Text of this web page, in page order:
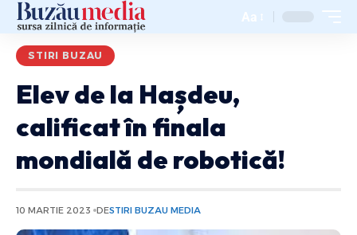
Aa
STIRI BUZAU
Elev de la Hașdeu,
calificat în finala
mondială de robotică!
10 MARTIE 2023 DESTIRI BUZAU MEDIA